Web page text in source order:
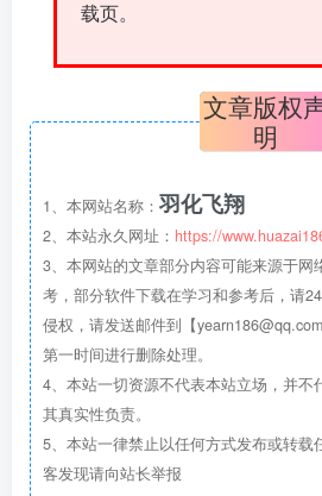
载页。
文章版权
明
1、本网站名称： 羽化飞翔
2、本站永久网址： https://
3、本网站的文章部分内容可能来源于网
考，部分软件下载在学习和参考后，请
侵权，请发送邮件到【
第一时间进行删除处理。
4、本站一切资源不代表本站立场，并不
其真实性负责。
5、本站一律禁止以任何方式发布或转载
客发现请向站长举报